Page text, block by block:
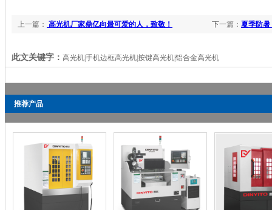
下一篇： 夏季防暑
上一篇： 高光机厂家鼎亿向最可爱的人，致敬！
此文关键字： 高光机|手机边框高光机|按键高光机|铝合金高光机
推荐产品